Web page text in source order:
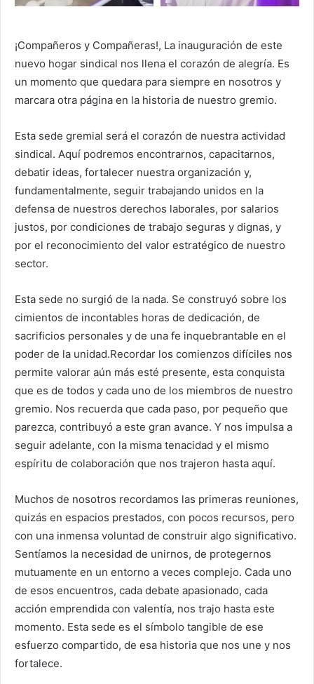
¡Compañeros y Compañeras!, La inauguración de este
nuevo hogar sindical nos llena el corazón de alegría. Es
un momento que quedara para siempre en nosotros y
marcara otra página en la historia de nuestro gremio.
Esta sede gremial será el corazón de nuestra actividad
sindical. Aquí podremos encontrarnos, capacitarnos,
debatir ideas, fortalecer nuestra organización y,
fundamentalmente, seguir trabajando unidos en la
defensa de nuestros derechos laborales, por salarios
justos, por condiciones de trabajo seguras y dignas, y
por el reconocimiento del valor estratégico de nuestro
sector.
Esta sede no surgió de la nada. Se construyó sobre los
cimientos de incontables horas de dedicación, de
sacrificios personales y de una fe inquebrantable en el
poder de la unidad.Recordar los comienzos difíciles nos
permite valorar aún más esté presente, esta conquista
que es de todos y cada uno de los miembros de nuestro
gremio. Nos recuerda que cada paso, por pequeño que
parezca, contribuyó a este gran avance. Y nos impulsa a
seguir adelante, con la misma tenacidad y el mismo
espíritu de colaboración que nos trajeron hasta aquí.
Muchos de nosotros recordamos las primeras reuniones,
quizás en espacios prestados, con pocos recursos, pero
con una inmensa voluntad de construir algo significativo.
Sentíamos la necesidad de unirnos, de protegernos
mutuamente en un entorno a veces complejo. Cada uno
de esos encuentros, cada debate apasionado, cada
acción emprendida con valentía, nos trajo hasta este
momento. Esta sede es el símbolo tangible de ese
esfuerzo compartido, de esa historia que nos une y nos
fortalece.